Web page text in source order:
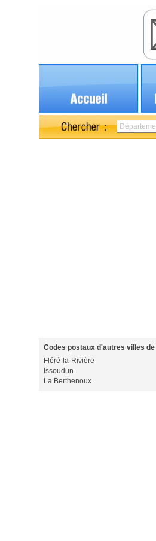
Codes postaux d'autres villes de
Fléré-la-Rivière
Issoudun
La Berthenoux